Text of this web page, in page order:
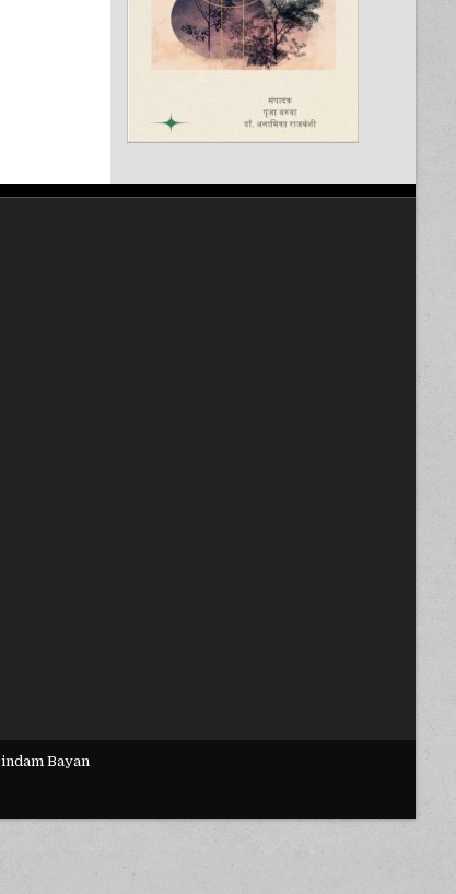
Bayan